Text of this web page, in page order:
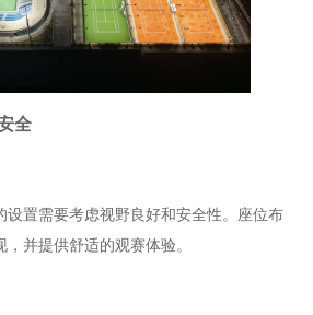
全
设置需要考虑视野良好和安全性。座位布
并提供舒适的观赛体验。